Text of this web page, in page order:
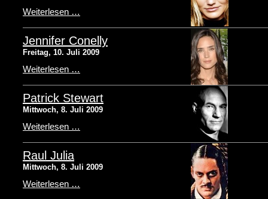
Weiterlesen …
Jennifer Conelly
Freitag, 10. Juli 2009
Weiterlesen …
Patrick Stewart
Mittwoch, 8. Juli 2009
Weiterlesen …
Raul Julia
Mittwoch, 8. Juli 2009
Weiterlesen …